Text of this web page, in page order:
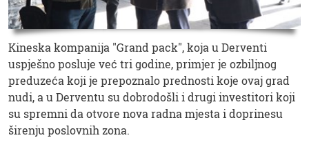
Kineska kompanija "Grand pack", koja u Derventi
uspješno posluje već tri godine, primjer je ozbiljnog
preduzeća koji je prepoznalo prednosti koje ovaj grad
nudi, a u Derventu su dobrodošli i drugi investitori koji
su spremni da otvore nova radna mjesta i doprinesu
širenju poslovnih zona.